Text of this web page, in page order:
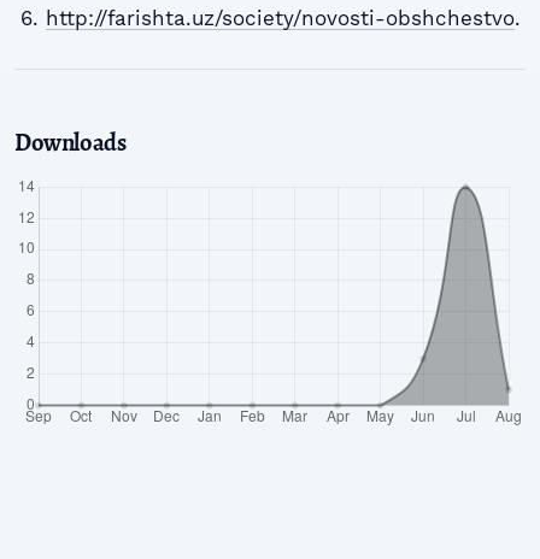
http://farishta.uz/society/novosti-obshchestvo.
Downloads